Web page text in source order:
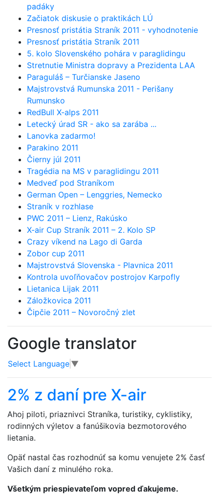
padáky
Začiatok diskusie o praktikách LÚ
Presnosť pristátia Straník 2011 - vyhodnotenie
Presnosť pristátia Straník 2011
5. kolo Slovenského pohára v paraglidingu
Stretnutie Ministra dopravy a Prezidenta LAA
Paraguláš – Turčianske Jaseno
Majstrovstvá Rumunska 2011 - Perišany
Rumunsko
RedBull X-alps 2011
Letecký úrad SR - ako sa zarába ...
Lanovka zadarmo!
Parakino 2011
Čierny júl 2011
Tragédia na MS v paraglidingu 2011
Medveď pod Straníkom
German Open – Lenggries, Nemecko
Straník v rozhlase
PWC 2011 – Lienz, Rakúsko
X-air Cup Straník 2011 – 2. Kolo SP
Crazy víkend na Lago di Garda
Zobor cup 2011
Majstrovstvá Slovenska - Plavnica 2011
Kontrola uvoľňovačov postrojov Karpofly
Lietanica Lijak 2011
Záložkovica 2011
Čipčie 2011 – Novoročný zlet
Google translator
Select Language ▼
2% z daní pre X-air
Ahoj piloti, priaznivci Straníka, turistiky, cyklistiky,
rodinných výletov a fanúšikovia bezmotorového
lietania.
Opäť nastal čas rozhodnúť sa komu venujete 2% časť
Vašich daní z minulého roka.
Všetkým priespievateľom vopred ďakujeme.